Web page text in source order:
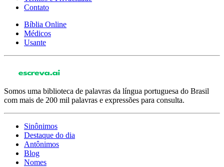
Contato
Bíblia Online
Médicos
Usante
Somos uma biblioteca de palavras da língua portuguesa do Brasil
com mais de 200 mil palavras e expressões para consulta.
Sinônimos
Destaque do dia
Antônimos
Blog
Nomes